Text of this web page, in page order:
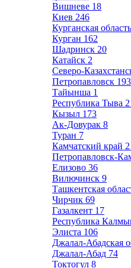
Вишневе 18
Киев 246
Курганская область
Курган 162
Шадринск 20
Катайск 2
Северо-
Петропавловск 193
Тайынша 1
Республика Тыва
Кызыл 173
Ак-Довурак 8
Туран 7
Камчатский край
Петропавловск-
Елизово 36
Вилючинск 9
Ташкентская
Чирчик 69
Газалкент 17
Республика
Элиста 106
Джалал-Абадская
Джалал-Абад 74
Токтогул 8